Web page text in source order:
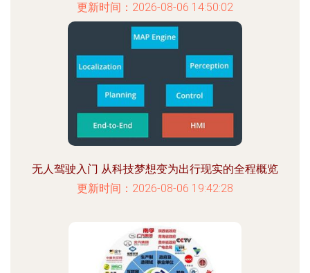
更新时间：2026-08-06 14:50:02
无人驾驶入门 从科技梦想变为出行现实的全程概览
更新时间：2026-08-06 19:42:28